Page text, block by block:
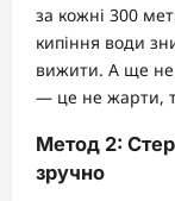
за кожні 300
кипіння води
вижити. А ще не
— це не жарти,
Метод 2:
зручно